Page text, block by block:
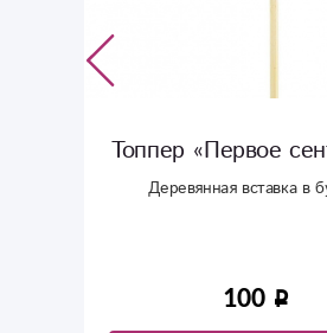
Топпер «Первое сентября»
Деревянная вставка в букет.